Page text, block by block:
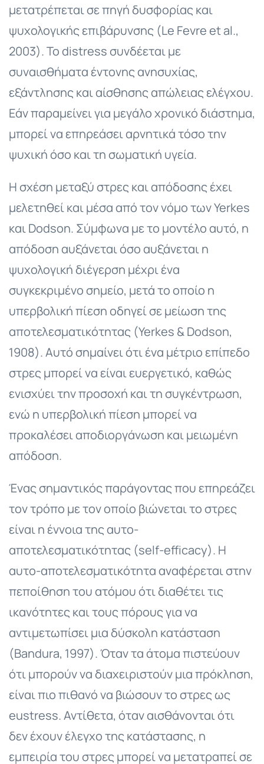
μετατρέπεται σε πηγή δυσφορίας και
ψυχολογικής επιβάρυνσης (Le Fevre et al.,
2003). Το distress συνδέεται με
συναισθήματα έντονης ανησυχίας,
εξάντλησης και αίσθησης απώλειας ελέγχου.
Εάν παραμείνει για μεγάλο χρονικό διάστημα,
μπορεί να επηρεάσει αρνητικά τόσο την
ψυχική όσο και τη σωματική υγεία.
Η σχέση μεταξύ στρες και απόδοσης έχει
μελετηθεί και μέσα από τον νόμο των Yerkes
και Dodson. Σύμφωνα με το μοντέλο αυτό, η
απόδοση αυξάνεται όσο αυξάνεται η
ψυχολογική διέγερση μέχρι ένα
συγκεκριμένο σημείο, μετά το οποίο η
υπερβολική πίεση οδηγεί σε μείωση της
αποτελεσματικότητας (Yerkes & Dodson,
1908). Αυτό σημαίνει ότι ένα μέτριο επίπεδο
στρες μπορεί να είναι ευεργετικό, καθώς
ενισχύει την προσοχή και τη συγκέντρωση,
ενώ η υπερβολική πίεση μπορεί να
προκαλέσει αποδιοργάνωση και μειωμένη
απόδοση.
Ένας σημαντικός παράγοντας που επηρεάζει
τον τρόπο με τον οποίο βιώνεται το στρες
είναι η έννοια της αυτο-
αποτελεσματικότητας (self-efficacy). Η
αυτο-αποτελεσματικότητα αναφέρεται στην
πεποίθηση του ατόμου ότι διαθέτει τις
ικανότητες και τους πόρους για να
αντιμετωπίσει μια δύσκολη κατάσταση
(Bandura, 1997). Όταν τα άτομα πιστεύουν
ότι μπορούν να διαχειριστούν μια πρόκληση,
είναι πιο πιθανό να βιώσουν το στρες ως
eustress. Αντίθετα, όταν αισθάνονται ότι
δεν έχουν έλεγχο της κατάστασης, η
εμπειρία του στρες μπορεί να μετατραπεί σε